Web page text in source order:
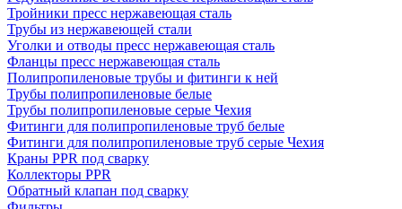
Тройники пресс нержавеющая сталь
Трубы из нержавеющей стали
Уголки и отводы пресс нержавеющая сталь
Фланцы пресс нержавеющая сталь
Полипропиленовые трубы и фитинги к ней
Трубы полипропиленовые белые
Трубы полипропиленовые серые Чехия
Фитинги для полипропиленовые труб белые
Фитинги для полипропиленовые труб серые Чехия
Краны PPR под сварку
Коллекторы PPR
Обратный клапан под сварку